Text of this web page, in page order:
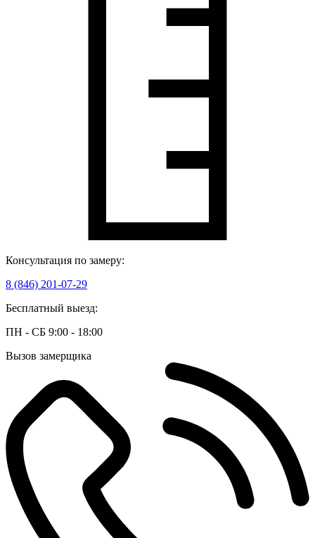
Консультация по замеру:
8 (846) 201-07-29
Бесплатный выезд:
ПН - СБ 9:00 - 18:00
Вызов замерщика